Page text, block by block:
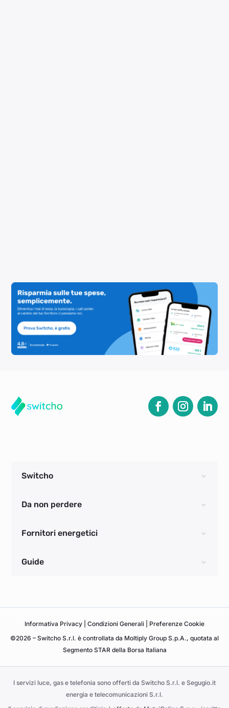
Switcho
Da non perdere
Fornitori energetici
Guide
Informativa Privacy Condizioni Generali
Preferenze Cookie
©2026 – Switcho S.r.l. è controllata da Moltiply Group S.p.A., quotata al
Segmento STAR della Borsa Italiana
I servizi luce, gas e telefonia sono offerti da Switcho S.r.l. e Segugio.it
energia e telecomunicazioni S.r.l.